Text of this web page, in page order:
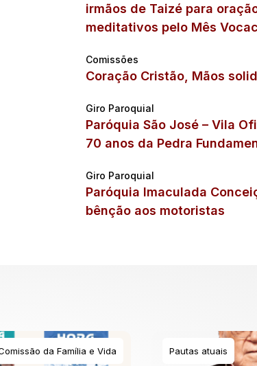
irmãos de Taizé para
meditativos pelo Mês
Comissões
Coração Cristão, Mãos
Giro Paroquial
Paróquia São José – Vila
70 anos da Pedra
Giro Paroquial
Paróquia Imaculada
bênção aos motoristas
da Família e Vida Pautas atuais